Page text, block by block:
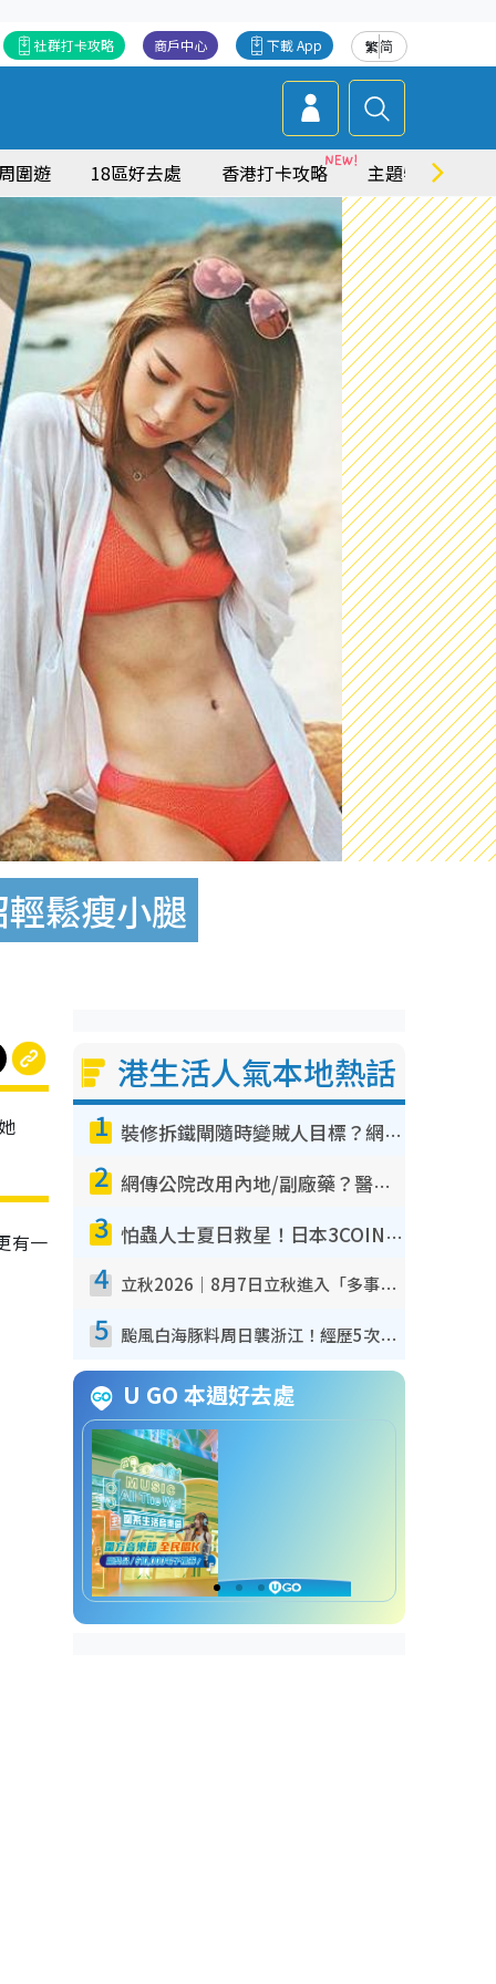
繁简
下載 App
商戶中心
社群打卡攻略
圍遊 18區好去處 香港打卡攻略 主題特集
鬆瘦小腿
有一
港生活人氣本地熱話
1 裝修拆鐵閘隨時變賊人目標？網民揭2大關鍵用途：裝新式等於白裝？附新舊鐵閘分別
2 網傳公院改用內地/副廠藥？醫生拆解正副廠分別 揭4類人換藥隨時出事
3 怕蟲人士夏日救星！日本3COINS爆紅驅蟲神器$45起 1招「全程免觸碰」輕鬆搞定小強
4 立秋2026｜8月7日立秋進入「多事之秋」 3件事唔做得！專家教6招開運 清枱頭／銀包納氣接好運
5 颱風白海豚料周日襲浙江！經歷5次「眼牆置換」極罕見 成登陸內地最長途颱風
U GO 本週好去處